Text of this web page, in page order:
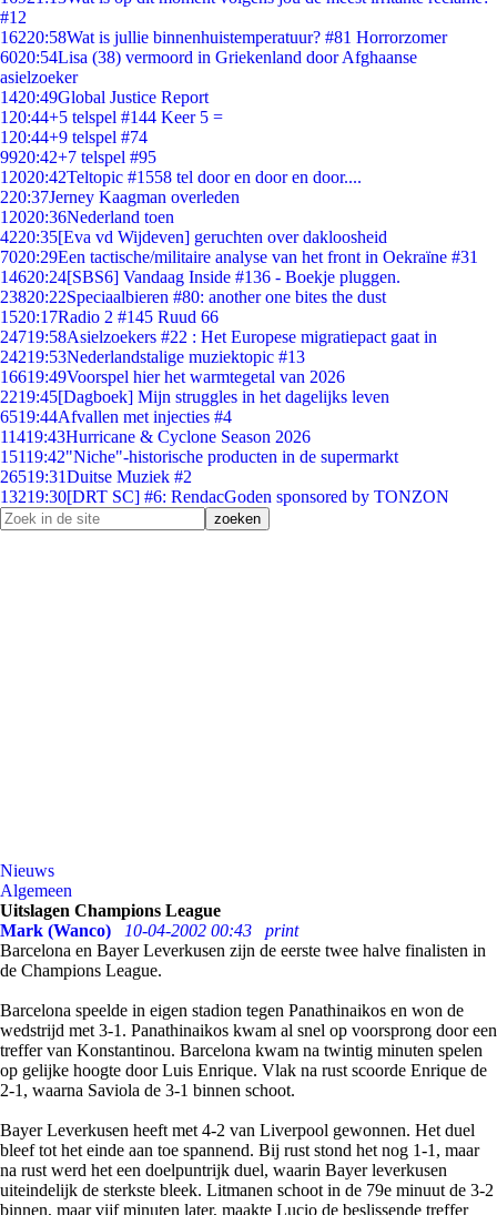
#12
16220:58Wat is jullie binnenhuistemperatuur? #81 Horrorzomer
6020:54Lisa (38) vermoord in Griekenland door Afghaanse
asielzoeker
1420:49Global Justice Report
1 20:44+5 telspel #144 Keer 5 =
1 20:44+9 telspel #74
9920:42+7 telspel #95
12020:42Teltopic #1558 tel door en door en door....
220:37Jerney Kaagman overleden
12020:36Nederland toen
4220:35[Eva vd Wijdeven] geruchten over dakloosheid
7020:29Een tactische/militaire analyse van het front in Oekraïne #31
14620:24[SBS6] Vandaag Inside #136 - Boekje pluggen.
23820:22Speciaalbieren #80: another one bites the dust
1520:17Radio 2 #145 Ruud 66
24719:58Asielzoekers #22 : Het Europese migratiepact gaat in
24219:53Nederlandstalige muziektopic #13
16619:49Voorspel hier het warmtegetal van 2026
2219:45[Dagboek] Mijn struggles in het dagelijks leven
6519:44Afvallen met injecties #4
11419:43Hurricane & Cyclone Season 2026
15119:42"Niche"-historische producten in de supermarkt
26519:31Duitse Muziek #2
13219:30[DRT SC] #6: RendacGoden sponsored by TONZON
Nieuws
Algemeen
Uitslagen Champions League
Mark (Wanco)
10-04-2002 00:43
print
Barcelona en Bayer Leverkusen zijn de eerste twee halve finalisten in
de Champions League.
Barcelona speelde in eigen stadion tegen Panathinaikos en won de
wedstrijd met 3-1. Panathinaikos kwam al snel op voorsprong door een
treffer van Konstantinou. Barcelona kwam na twintig minuten spelen
op gelijke hoogte door Luis Enrique. Vlak na rust scoorde Enrique de
2-1, waarna Saviola de 3-1 binnen schoot.
Bayer Leverkusen heeft met 4-2 van Liverpool gewonnen. Het duel
bleef tot het einde aan toe spannend. Bij rust stond het nog 1-1, maar
na rust werd het een doelpuntrijk duel, waarin Bayer leverkusen
uiteindelijk de sterkste bleek. Litmanen schoot in de 79e minuut de 3-2
binnen, maar vijf minuten later, maakte Lucio de beslissende treffer